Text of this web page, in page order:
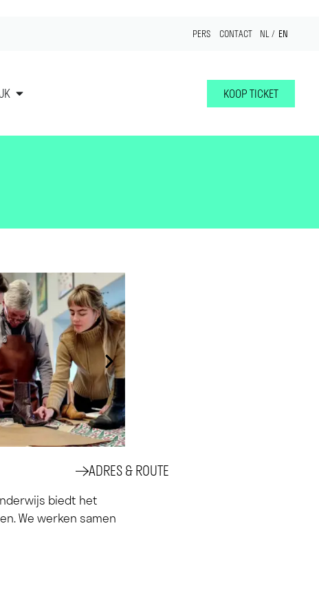
PERS CONTACT NL EN
KOOP TICKET
ADRES & ROUTE
biedt het
We werken samen